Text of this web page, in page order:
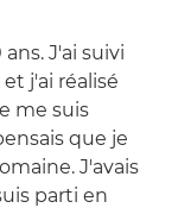
J'ai suivi
j'ai réalisé
me suis
que je
J'avais
parti en